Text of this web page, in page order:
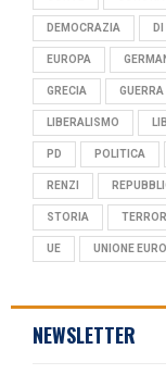
DEMOCRAZIA
EUROPA
GRECIA GUERRA
LIBERALISMO
PD POLITICA
RENZI
STORIA
UE UNIONE
NEWSLETTER